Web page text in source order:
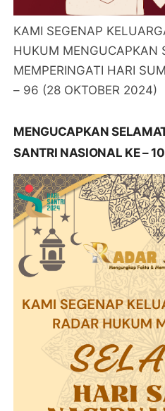
KAMI SEGENAP
HUKUM MENGUCAPKAN
MEMPERINGATI HARI
– 96 (28 OKTOBER 2024)
MENGUCAPKAN
SANTRI NASIONAL KE –